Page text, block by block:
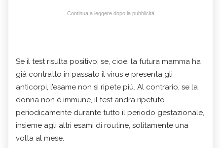
Continua a leggere dopo la pubblicità
Se il test risulta positivo; se, cioè, la futura mamma ha
già contratto in passato il virus e presenta gli
anticorpi, l’esame non si ripete più. Al contrario, se la
donna non è immune, il test andrà ripetuto
periodicamente durante tutto il periodo gestazionale,
insieme agli altri esami di routine, solitamente una
volta al mese.